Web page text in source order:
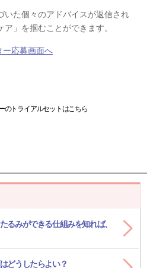
いた個々のアドバイスが返信され
」を掴むことができます。
ー応募画面へ
のトライアルセットはこちら
るみができる仕組みを知れば、
どうしたらよい？